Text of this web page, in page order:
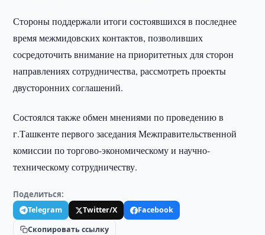
Стороны поддержали итоги состоявшихся в последнее
время межмидовских контактов, позволивших
сосредоточить внимание на приоритетных для сторон
направлениях сотрудничества, рассмотреть проекты
двусторонних соглашений.
Состоялся также обмен мнениями по проведению в
г.Ташкенте первого заседания Межправительственной
комиссии по торгово-экономическому и научно-
техническому сотрудничеству.
Поделиться:
Telegram Twitter/X
Facebook
Скопировать ссылку